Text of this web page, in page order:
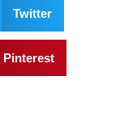
Twitter
Pinterest